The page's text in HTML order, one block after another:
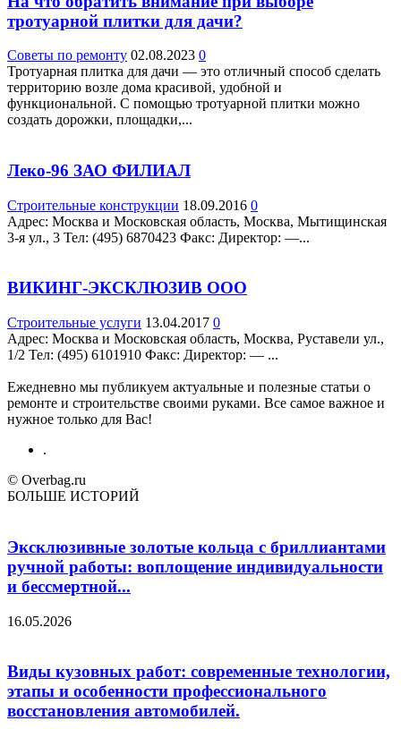
тротуарной плитки для дачи?
Советы по ремонту 02.08.2023 0
Тротуарная плитка для дачи — это отличный способ сделать
территорию возле дома красивой, удобной и
функциональной. С помощью тротуарной плитки можно
создать дорожки, площадки,...
Леко-96 ЗАО ФИЛИАЛ
Строительные конструкции 18.09.2016 0
Адрес: Москва и Московская область, Москва, Мытищинская
3-я ул., 3 Teл: (495) 6870423 Факс: Директор: —...
ВИКИНГ-ЭКСКЛЮЗИВ ООО
Строительные услуги 13.04.2017 0
Адрес: Москва и Московская область, Москва, Руставели ул.,
1/2 Teл: (495) 6101910 Факс: Директор: — ...
Ежедневно мы публикуем актуальные и полезные статьи о
ремонте и строительстве своими руками. Все самое важное и
нужное только для Вас!
.
© Overbag.ru
БОЛЬШЕ ИСТОРИЙ
Эксклюзивные золотые кольца с бриллиантами
ручной работы: воплощение индивидуальности
и бессмертной...
16.05.2026
Виды кузовных работ: современные технологии,
этапы и особенности профессионального
восстановления автомобилей.